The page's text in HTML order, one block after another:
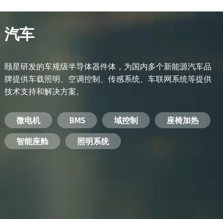
汽车
颐星研发的车规级半导体器件体，为国内多个新能源汽车品
牌提供车载照明、空调控制、传感系统、车联网系统等提供
技术支持和解决方案。
微电机 BMS 域控制
座椅加热
智能座舱
照明系统
电池管理系统
储能逆变器
工业电焊机 变频器
电机驱动
安防摄像头
开关电源 手机充电器
服务器电源
PC电源
电脑 手机 基站 机顶盒
智能农业 智能医疗
智能交通
智能家居